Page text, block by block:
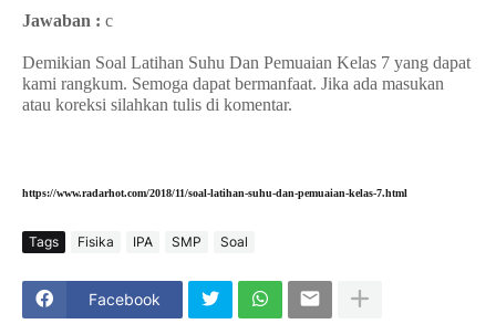
Jawaban : c
Demikian Soal Latihan Suhu Dan Pemuaian Kelas 7 yang dapat
kami rangkum. Semoga dapat bermanfaat. Jika ada masukan
atau koreksi silahkan tulis di komentar.
https://www.radarhot.com/2018/11/soal-latihan-suhu-dan-pemuaian-kelas-7.html
Tags Fisika IPA SMP Soal
Facebook